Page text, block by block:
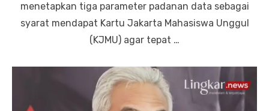
menetapkan tiga parameter padanan data sebagai
syarat mendapat Kartu Jakarta Mahasiswa Unggul
(KJMU) agar tepat …